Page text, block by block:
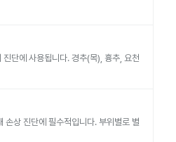
단에 사용됩니다. 경추(목), 흉추, 요천
손상 진단에 필수적입니다. 부위별로 별